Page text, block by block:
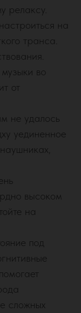
релаксу.
на
транса.
во
от
не удалось
уединенное
высоком
на
под
сложных